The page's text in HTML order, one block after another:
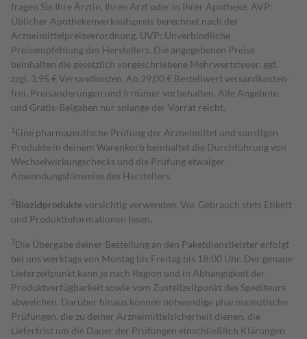
fragen Sie Ihre Ärztin, Ihren Arzt oder in Ihrer Apotheke. AVP:
Üblicher Apothekenverkaufspreis berechnet nach der
Arzneimittelpreisverordnung. UVP: Unverbindliche
Preisempfehlung des Herstellers. Die angegebenen Preise
beinhalten die gesetzlich vorgeschriebene Mehrwertsteuer, ggf.
zzgl. 3,95 € Versandkosten. Ab 29,00 € Bestell­wert versand­kosten­
frei. Preisänderungen und Irrtümer vorbehalten. Alle Angebote
und Gratis-Beigaben nur solange der Vorrat reicht.
1 Eine pharmazeutische Prüfung der Arzneimittel und sonstigen
Produkte in deinem Warenkorb beinhaltet die Durchführung von
Wechselwirkungschecks und die Prüfung etwaiger
Anwendungshinweise des Herstellers.
2Biozidproduktevorsichtig verwenden. Vor Gebrauch stets Etikett
und Produktinformationen lesen.
3Die Übergabe deiner Bestellung an den Paketdienstleister erfolgt
bei uns werktags von Montag bis Freitag bis 18:00 Uhr. Der genaue
Lieferzeitpunkt kann je nach Region und in Abhängigkeit der
Produktverfügbarkeit sowie vom Zustellzeitpunkt des Spediteurs
abweichen. Darüber hinaus können notwendige pharmazeutische
Prüfungen, die zu deiner Arzneimittelsicherheit dienen, die
Lieferfrist um die Dauer der Prüfungen einschließlich Klärungen